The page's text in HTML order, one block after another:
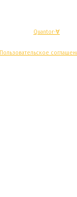
Quantor-∀
Пользовательское